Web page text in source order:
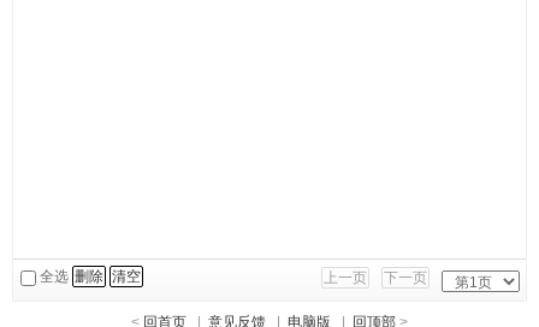
全选 删除 清空 上一页 下一页
< 回首页 意见反馈 电脑版 回顶部 >